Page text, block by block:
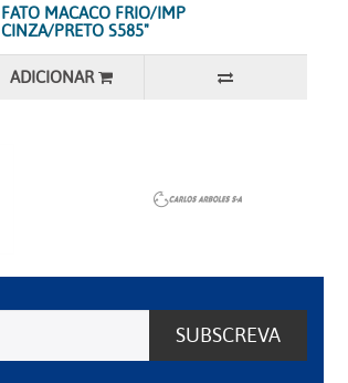
FATO MACACO FRIO/IMP
CINZA/PRETO S585"
ADICIONAR
SUBSCREVA